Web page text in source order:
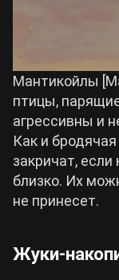
Мантикойлы
птицы,
агрессивны и
Как и
закричат,
близко. Их
не принесет.
Жуки-